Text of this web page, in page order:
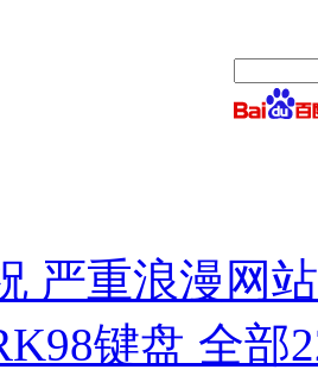
严重浪漫网
键盘 全部